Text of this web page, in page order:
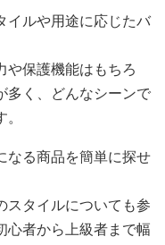
イルや用途に応じたバ
や保護機能はもちろ
多く、どんなシーンで
なる商品を簡単に探せ
スタイルについても参
心者から上級者まで幅